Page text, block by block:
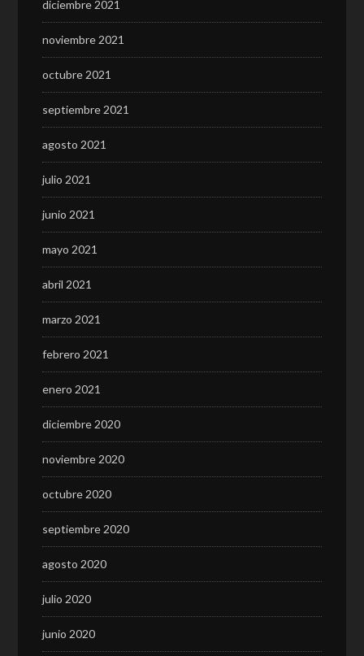
diciembre 2021
noviembre 2021
octubre 2021
septiembre 2021
agosto 2021
julio 2021
junio 2021
mayo 2021
abril 2021
marzo 2021
febrero 2021
enero 2021
diciembre 2020
noviembre 2020
octubre 2020
septiembre 2020
agosto 2020
julio 2020
junio 2020